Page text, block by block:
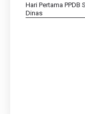
Hari Pertama PPDB
Dinas